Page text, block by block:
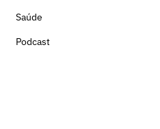
Saúde
Podcast